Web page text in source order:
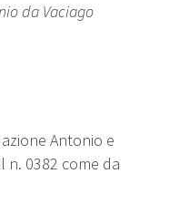
da Vaciago
Antonio e
n. 0382 come da